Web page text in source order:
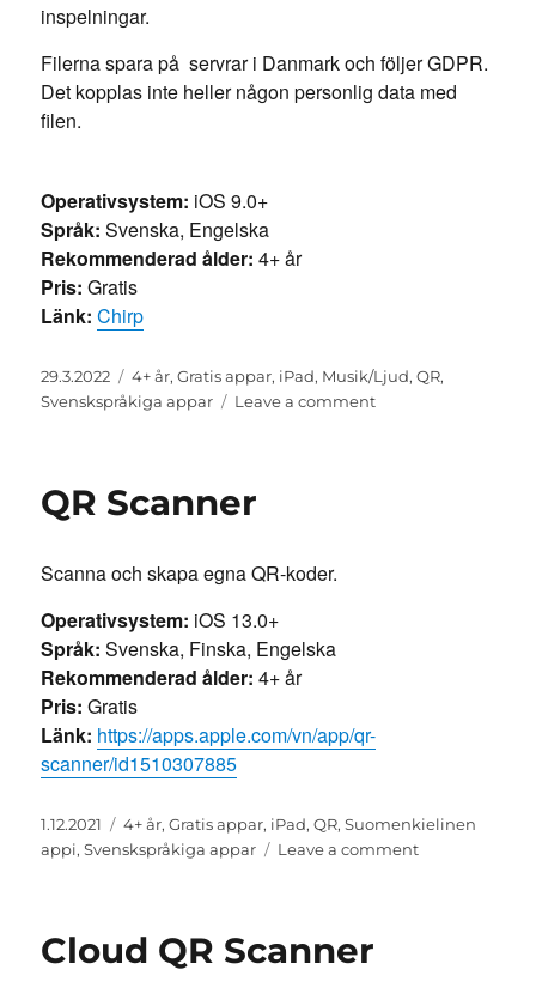
inspelningar.
Filerna spara på servrar i Danmark och följer GDPR.
Det kopplas inte heller någon personlig data med
filen.
Operativsystem: iOS 9.0+
Språk: Svenska, Engelska
Rekommenderad ålder: 4+ år
Pris: Gratis
Länk: Chirp
Posted
on
29.3.2022 Categories
4+ år,Gratis appar, iPad, Musik/Ljud,QR,
Svenskspråkiga appar
Leave a commenton
QR Scanner
Scanna och skapa egna QR-koder.
Operativsystem: iOS 13.0+
Språk: Svenska, Finska, Engelska
Rekommenderad ålder: 4+ år
Pris: Gratis
Länk: https://apps.apple.com/vn/app/qr-
scanner/id1510307885
Posted
on
1.12.2021 Categories
4+ år,Gratis appar, iPad,QR,Suomenkielinen
appi,Svenskspråkiga appar Leave a commenton
Cloud QR Scanner